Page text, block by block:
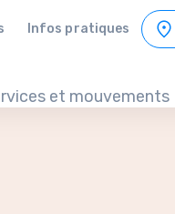
Infos pratiques
et mouvements